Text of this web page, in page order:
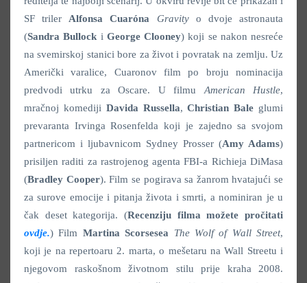
SF trilerAlfonsa Cuaróna Gravity o dvoje astronauta
(Sandra Bullocki George Clooney) koji se nakon nesreće
na svemirskoj stanici bore za život i povratak na zemlju. Uz
Američki varalice, Cuaronov film po broju nominacija
predvodi utrku za Oscare. U filmuAmerican Hustle,
mračnoj komediji Davida Russella,Christian Bale glumi
prevaranta Irvinga Rosenfelda koji je zajedno sa svojom
partnericom i ljubavnicom Sydney Prosser (Amy Adams)
prisiljen raditi za rastrojenog agenta FBI-a Richieja DiMasa
(Bradley Cooper). Film se pogirava sa žanrom hvatajući se
za surove emocije i pitanja života i smrti, a nominiran je u
čak deset kategorija. (Recenziju filma možete pročitati
ovdje.) Film Martina Scorsesea The Wolf of Wall Street,
koji je na repertoaru 2. marta, o mešetaru na Wall Streetu i
njegovom raskošnom životnom stilu prije kraha 2008.